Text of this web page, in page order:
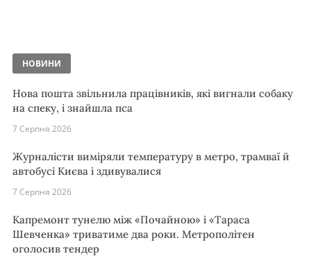
НОВИНИ
Нова пошта звільнила працівників, які вигнали собаку
на спеку, і знайшла пса
7 Серпня 2026
Журналісти виміряли температуру в метро, трамваї й
автобусі Києва і здивувалися
7 Серпня 2026
Капремонт тунелю між «Почайною» і «Тараса
Шевченка» триватиме два роки. Метрополітен
оголосив тендер